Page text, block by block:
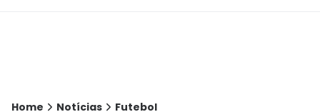
Home Notícias Futebol